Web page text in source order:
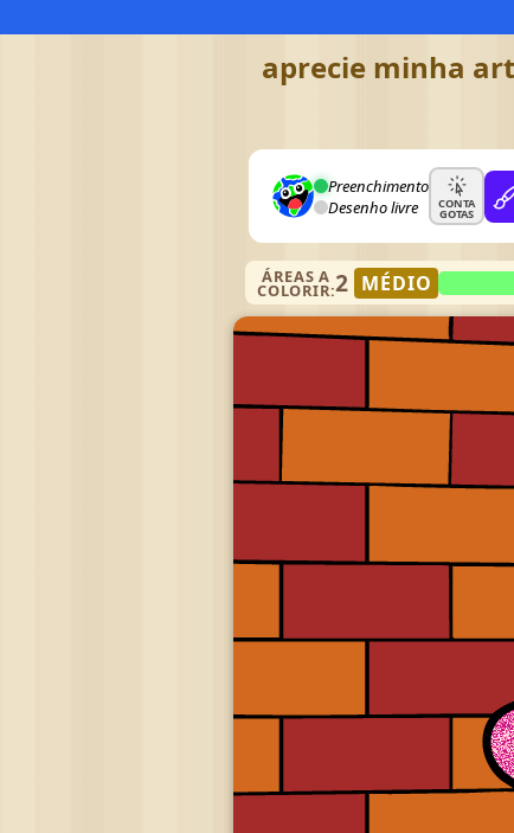
aprecie minha
Preenchimento
Desenho livre
CONTA
GOTAS
ÁREAS A
COLORIR:2 MÉDIO